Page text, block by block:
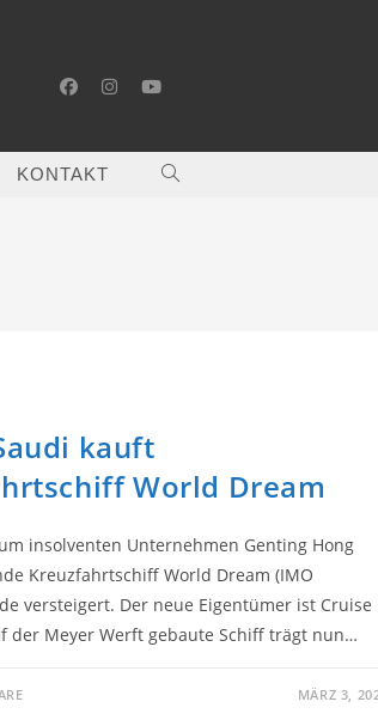
KONTAKT WEBSITE-
kauft
World Dream
insolventen Unternehmen Genting Hong
Kreuzfahrtschiff World Dream (IMO
versteigert. Der neue Eigentümer ist Cruise
der Meyer Werft gebaute Schiff trägt nun…
MÄRZ 3,